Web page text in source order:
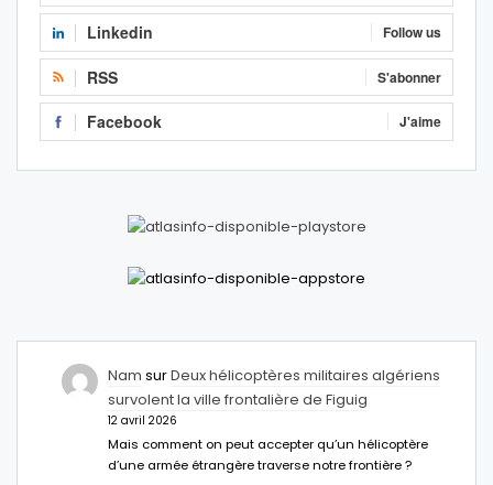
Linkedin Follow us
RSS S'abonner
Facebook J'aime
Nam surDeux hélicoptères militaires algériens
survolent la ville frontalière de Figuig
12 avril 2026
Mais comment on peut accepter qu’un hélicoptère
d’une armée étrangère traverse notre frontière ?